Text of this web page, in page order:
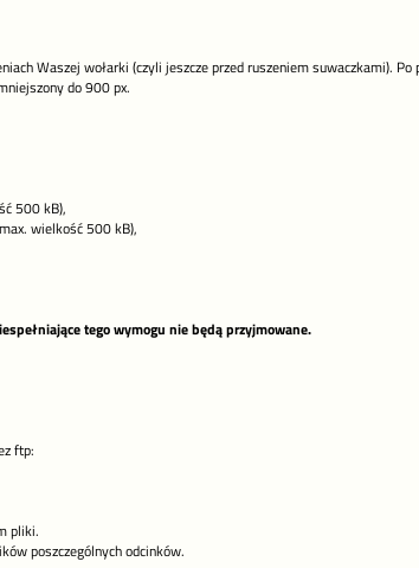
Waszej wołarki (czyli jeszcze przed ruszeniem suwaczkami).
do 900 px.
500 kB),
wielkość 500 kB),
tego wymogu nie będą przyjmowane.
ftp:
pliki.
poszczególnych odcinków.